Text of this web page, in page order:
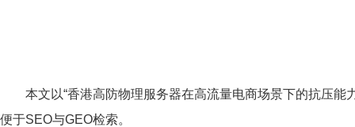
本文以“香港高防物理服务器在高流量电商场景下的抗压
便于SEO与GEO检索。